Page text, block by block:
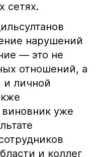
сетях.
нарушений
— это не
отношений, а
и личной
уже
и коллег